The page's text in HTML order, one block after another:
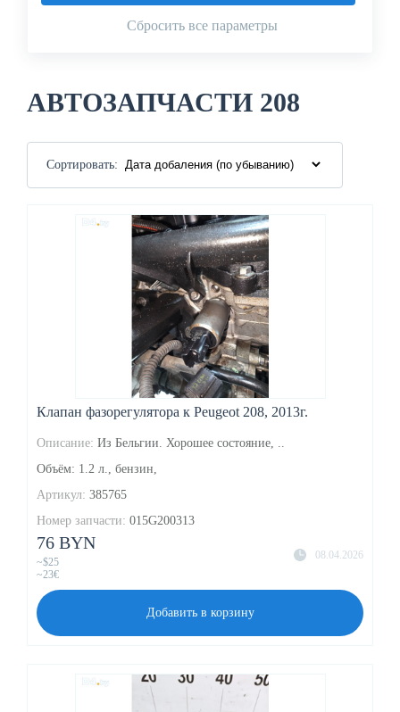
Сбросить все параметры
АВТОЗАПЧАСТИ 208
Сортировать:
Клапан фазорегулятора к Peugeot 208, 2013г.
Описание: Из Бельгии. Хорошее состояние, ..
Объём: 1.2 л., бензин,
Артикул: 385765
Номер запчасти: 015G200313
08.04.2026
76 BYN
~$25
~23€
Добавить в корзину